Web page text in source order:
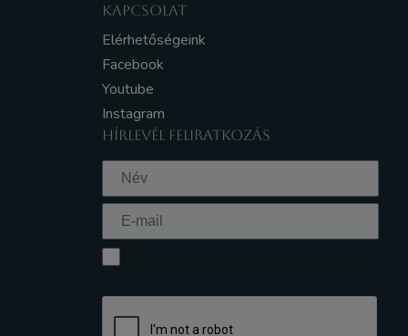
KAPCSOLAT
Elérhetőségeink
Facebook
Youtube
Instagram
HÍRLEVÉL FELIRATKOZÁS